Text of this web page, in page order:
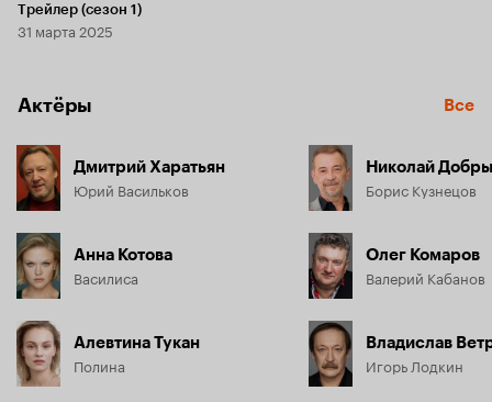
Трейлер (сезон 1)
31 марта 2025
Актёры Все
Дмитрий Харатьян
Юрий Васильков
Анна Котова
Василиса
Алевтина Тукан
Полина
Николай
Борис Кузнецов
Олег Комаров
Валерий Кабанов
Владислав
Игорь Лодкин